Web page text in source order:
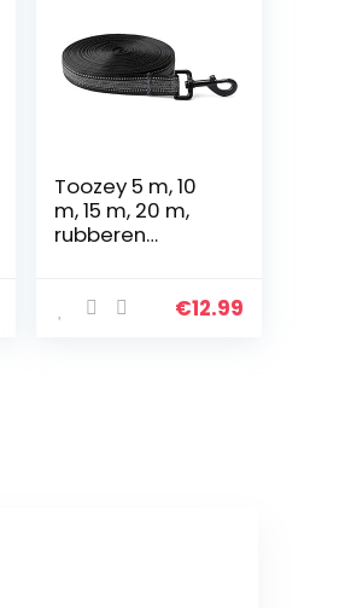
Toozey 5 m, 10
m, 15 m, 20 m,
rubberen
draaggreep,€12.99